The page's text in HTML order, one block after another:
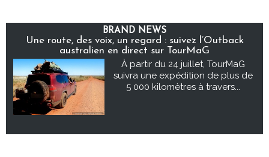
BRAND NEWS
Une route, des voix, un regard : suivez l’Outback
australien en direct sur TourMaG
À partir du 24 juillet, TourMaG
suivra une expédition de plus de
5 000 kilomètres à travers...